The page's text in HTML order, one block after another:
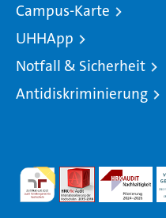
Campus-Karte
UHHApp
Notfall & Sicherheit
Antidiskriminierung